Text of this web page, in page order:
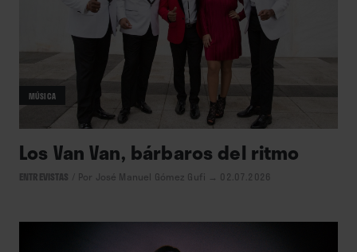
MÚSICA
Los Van Van, bárbaros del ritmo
ENTREVISTAS Por José Manuel Gómez Gufi → 02.07.2026